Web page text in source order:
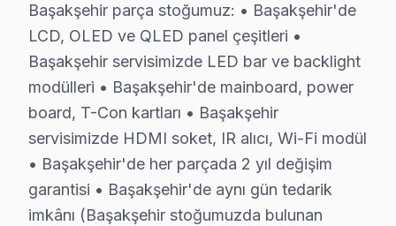
• Başakşehir'de BGA ve SMD Lehimleme Uzmanlığı
Başakşehir'de devre kartı onarımında BGA yeniden
• Yazılım ve Firmware Yükseltmesi
Smart ekran yazılım sorunlarını, firmware
• Başakşehir'de Sürekli Eğitim Programları
Başakşehir'de yeni nesil OLED, QLED ve Mini LED
» Ekibimiz, her servis işlemini sanatsal bir titizlikle
Başakşehir parça stoğumuz: • Başakşehir'de
LCD, OLED ve QLED panel çeşitleri •
Başakşehir servisimizde LED bar ve backlight
modülleri • Başakşehir'de mainboard, power
board, T-Con kartları • Başakşehir
servisimizde HDMI soket, IR alıcı, Wi-Fi modül
• Başakşehir'de her parçada 2 yıl değişim
garantisi • Başakşehir'de aynı gün tedarik
imkânı (Başakşehir stoğumuzda bulunan